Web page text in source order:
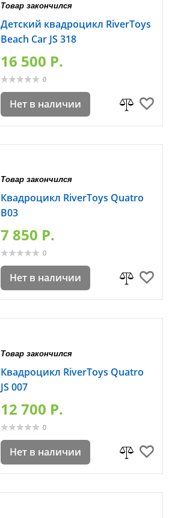
Товар закончился
Детский квадроцикл RiverToys
Beach Car JS 318
16 500 P.
0
Нет в наличии
Товар закончился
Квадроцикл RiverToys Quatro
B03
7 850 P.
0
Нет в наличии
Товар закончился
Квадроцикл RiverToys Quatro
JS 007
12 700 P.
0
Нет в наличии